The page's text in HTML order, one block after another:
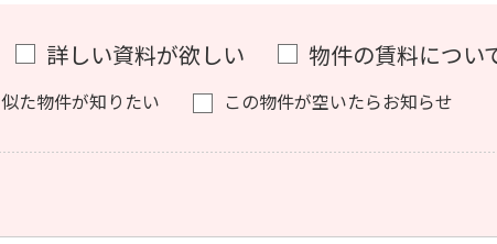
詳しい資料が欲しい
物件の賃料につい
似た物件が知りたい この物件が空いたらお知らせ